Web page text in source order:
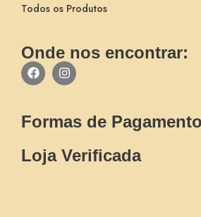
Todos os Produtos
Onde nos encontrar:
Formas de Pagamento
Loja Verificada